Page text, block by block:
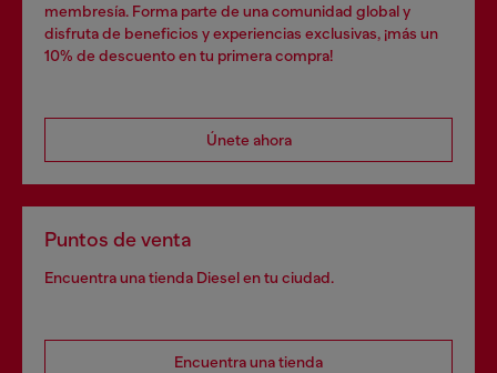
membresía. Forma parte de una comunidad global y
disfruta de beneficios y experiencias exclusivas, ¡más un
10% de descuento en tu primera compra!
Únete ahora
Puntos de venta
Encuentra una tienda Diesel en tu ciudad.
Encuentra una tienda